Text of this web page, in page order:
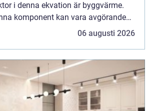
i denna ekvation är byggvärme.
komponent kan vara avgörande
06 augusti 2026